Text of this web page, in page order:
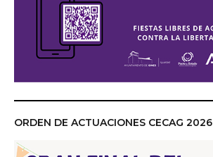
ORDEN DE ACTUACIONES CECAG 2026